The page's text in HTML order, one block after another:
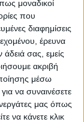
μοναδικοί
που
διαφημίσεις
έρευνα
άδειά σας, εμείς
ακριβή
μέσω
να συναινέσετε
μας όπως
να κάνετε κλικ